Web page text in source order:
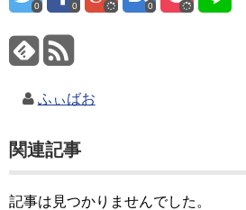
0 0 0
ふぃばお
関連記事
記事は見つかりませんでした。